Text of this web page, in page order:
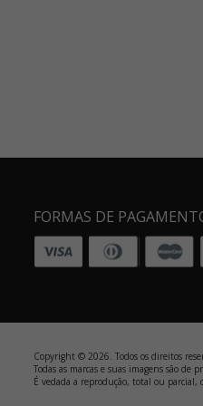
FORMAS DE
Copyright © 2026. Todos os direitos
Todas as marcas e suas imagens são de
É vedada a reprodução, total ou